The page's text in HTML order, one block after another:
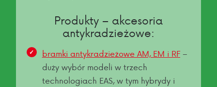
Produkty – akcesoria
antykradzieżowe:
bramki antykradzieżowe AM, EM i RF–
duży wybór modeli w trzech
technologiach EAS, w tym hybrydy i